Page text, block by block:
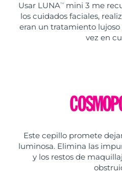
Usar LUNATMmini 3 me
los cuidados faciales,
eran un tratamiento
vez en
Este cepillo promete
luminosa. Elimina las
y los restos de